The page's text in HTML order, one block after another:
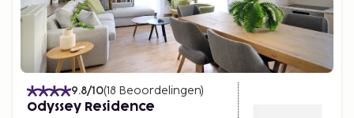
9.8/10(18 Beoordelingen)
Odyssey Residence